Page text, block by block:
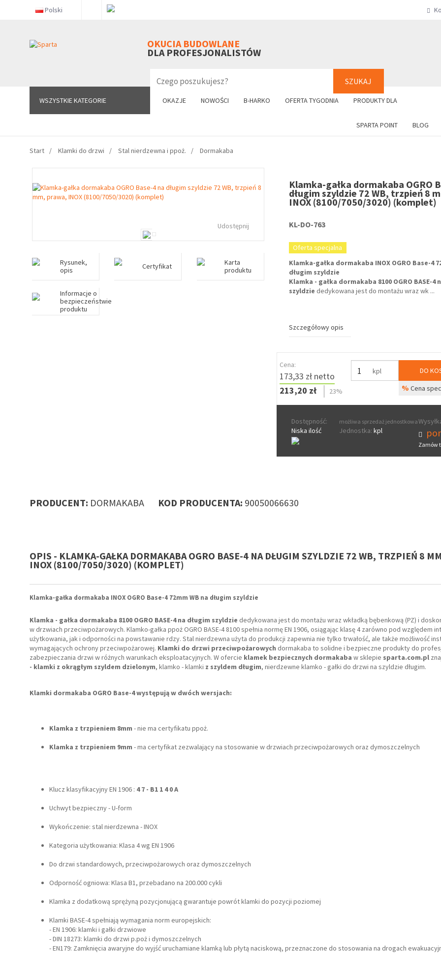
Polski
OKUCIA BUDOWLANE
DLA PROFESJONALISTÓW
SZUKAJ
WSZYSTKIE KATEGORIE OKAZJE NOWOŚCI B-HARKO OFERTA TYGODNIA PRODUKTY DLA
SPARTA POINT BLOG
WSZYSTKIE KATEGORIE +48 61
Start Klamki do drzwi Stal nierdzewna i ppoż. Dormakaba
Udostępnij
Rysunek,
opis
Certyfikat
Karta
produktu
Informacje o
bezpieczeństwie
produktu
Klamka-gałka dormakaba OGRO
długim szyldzie 72 WB, trzpień 8
INOX (8100/7050/3020) (komplet)
KL-DO-763
Oferta specjalna
Klamka-gałka dormakaba INOX OGRO Base-4
długim szyldzie
Klamka - gałka dormakaba 8100 OGRO BASE-4
szyldzie dedykowana jest do montażu wraz wk ...
Szczegółowy opis
Cena:
173,33 zł netto
213,20 zł
23%
kpl DO
% Cena
Dostępność:
Niska ilość
możliwa sprzedaż jednostkowa
Jednostka: kpl
Zamów
PRODUCENT: DORMAKABA KOD PRODUCENTA: 90050066630
OPIS - KLAMKA-GAŁKA DORMAKABA OGRO BASE-4 NA DŁUGIM SZYLDZIE 72 WB, TRZPIEŃ 8
INOX (8100/7050/3020) (KOMPLET)
Klamka-gałka dormakaba INOX OGRO Base-4 72mm WB na długim szyldzie
Klamka - gałka dormakaba 8100 OGRO BASE-4 na długim szyldzie dedykowana jest do montażu wraz wkładką bębenkową (PZ) i
w drzwiach przeciwpożarowych. Klamko-gałka ppoż OGRO BASE-4 8100 spełnia normę EN 1906, osiągając klasę 4 zarówno pod względem
użytkowania, jak i odporności na powstawanie rdzy. Stal nierdzewna użyta do produkcji zapewnia nie tylko trwałość, ale także możliwość
wymagających ochrony przeciwpożarowej. Klamki do drzwi przeciwpożarowych dormakaba to solidne i bezpieczne produkty do
zabezpieczania drzwi w różnych warunkach eksploatacyjnych. W ofercie klamek bezpiecznych dormakaba w sklepie sparta.com.pl
- klamki z okrągłym szyldem dzielonym, klamko - klamki z szyldem długim, nierdzewne klamko - gałki do drzwi na szyldzie długim.
Klamki dormakaba OGRO Base-4 występują w dwóch wersjach:
Klamka z trzpieniem 8mm - nie ma certyfikatu ppoż.
Klamka z trzpieniem 9mm - ma certyfikat zezwalający na stosowanie w drzwiach przeciwpożarowych oraz dymoszczelnych
Klucz klasyfikacyjny EN 1906 : 4 7 - B1 1 4 0 A
Uchwyt bezpieczny - U-form
Wykończenie: stal nierdzewna - INOX
Kategoria użytkowania: Klasa 4 wg EN 1906
Do drzwi standardowych, przeciwpożarowych oraz dymoszczelnych
Odporność ogniowa: Klasa B1, przebadano na 200.000 cykli
Klamka z dodatkową sprężyną pozycjonującą gwarantuje powrót klamki do pozycji poziomej
Klamki BASE-4 spełniają wymagania norm europejskich:
- EN 1906: klamki i gałki drzwiowe
- DIN 18273: klamki do drzwi p.poż i dymoszczelnych
- EN179: Zamknięcia awaryjne do wyjść uruchamiane klamką lub płytą naciskową, przeznaczone do stosowania na drogach